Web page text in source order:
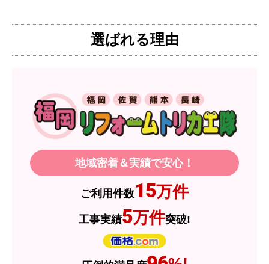
ろ、希望した製品が量販店よりかなり安い価格で
あったので購入いたしました。
【その他感想・コメント】
製品価格もですが、設置や保証なども充実してい
るので、今後も頼りになるショップの一つです。
2026年7月3日 19:01
欲しい商品をスムーズに注文できましたか？
ショップからの連絡や対応は適切でしたか？
選ばれる理由
地域密着＆実績で安心！
ご利用件数15万件
工事実績5万件突破!